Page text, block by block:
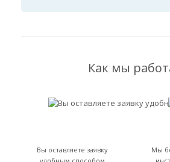
Как мы
Вы оставляете заявку
Мы